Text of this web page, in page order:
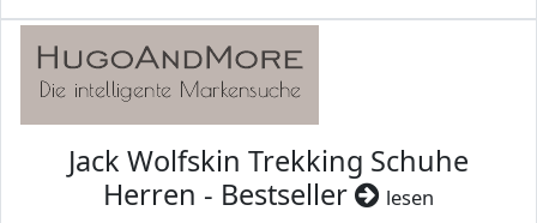
Jack Wolfskin Trekking Schuhe
Herren - Bestseller
lesen